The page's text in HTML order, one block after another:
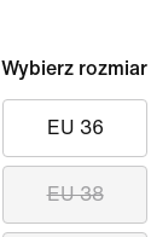
Wybierz rozmiar
EU 36
EU 38